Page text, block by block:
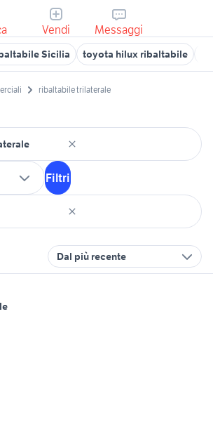
Vendi Messaggi
Sicilia toyota hilux ribaltabile
ribaltabile trilaterale
Filtri
Dal più recente